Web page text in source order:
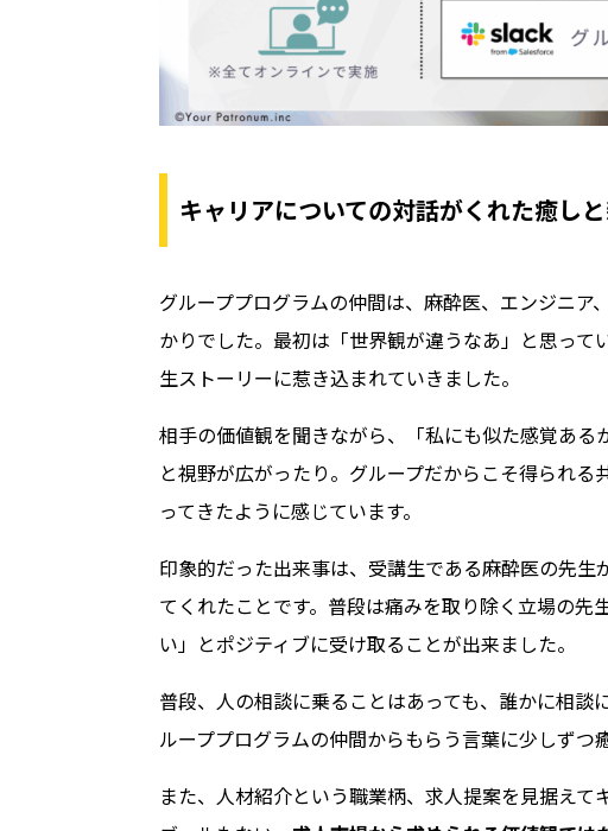
キャリアについての対話がくれた癒し
グループプログラムの仲間は、麻酔医、エンジニ
かりでした。最初は「世界観が違うなあ」と思っ
生ストーリーに惹き込まれていきました。
相手の価値観を聞きながら、「私にも似た感覚ある
と視野が広がったり。グループだからこそ得られ
ってきたように感じています。
印象的だった出来事は、受講生である麻酔医の先
てくれたことです。普段は痛みを取り除く立場の
い」とポジティブに受け取ることが出来ました。
普段、人の相談に乗ることはあっても、誰かに相
ループプログラムの仲間からもらう言葉に少しずつ
また、人材紹介という職業柄、求人提案を見据え